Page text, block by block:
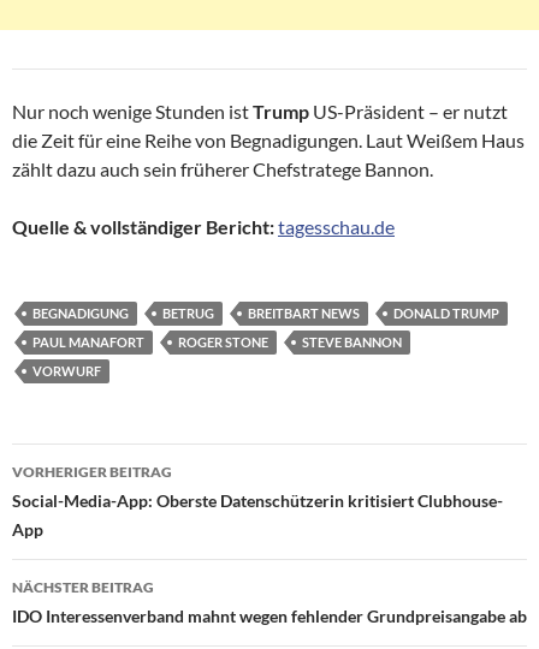
Nur noch wenige Stunden istTrump US-Präsident – er nutzt
die Zeit für eine Reihe von Begnadigungen. Laut Weißem Haus
zählt dazu auch sein früherer Chefstratege Bannon.
Quelle & vollständiger Bericht:tagesschau.de
BEGNADIGUNG BETRUG BREITBART NEWS
DONALD TRUMP
PAUL MANAFORT
ROGER STONE
STEVE BANNON
VORWURF
Beitragsnavigation
VORHERIGER BEITRAG
Social-Media-App: Oberste Datenschützerin kritisiert Clubhouse-
App
NÄCHSTER BEITRAG
IDO Interessenverband mahnt wegen fehlender Grundpreisangabe ab